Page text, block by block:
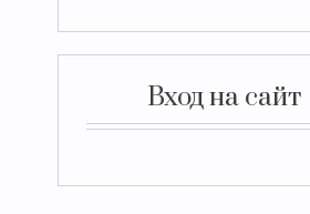
Вход на сайт